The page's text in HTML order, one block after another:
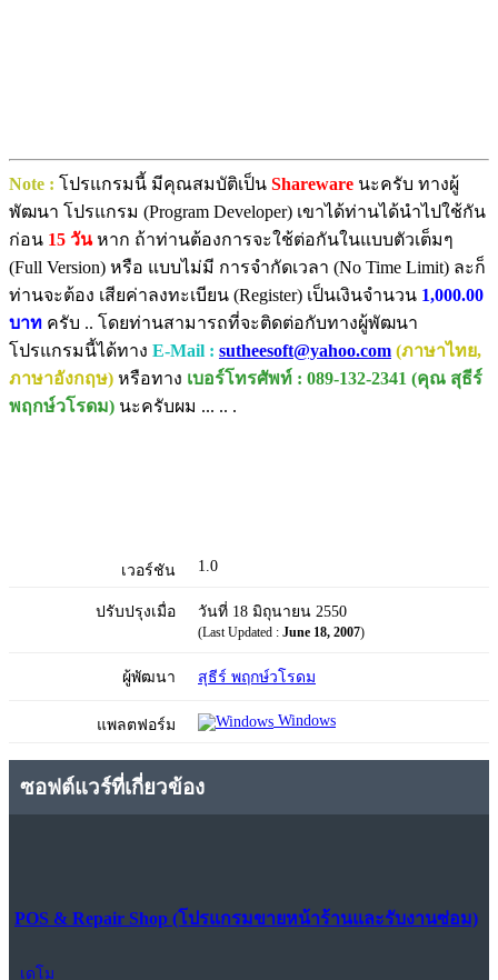
Note : โปรแกรมนี้ มีคุณสมบัติเป็น Shareware นะครับ ทางผู้
พัฒนา โปรแกรม (Program Developer) เขาได้ท่านได้นำไปใช้กัน
ก่อน 15 วันหาก ถ้าท่านต้องการจะใช้ต่อกันในแบบตัวเต็มๆ
(Full Version) หรือ แบบไม่มี การจำกัดเวลา (No Time Limit) ละก็
ท่านจะต้อง เสียค่าลงทะเบียน (Register) เป็นเงินจำนวน 1,000.00
บาท ครับ .. โดยท่านสามารถที่จะติดต่อกับทางผู้พัฒนา
โปรแกรมนี้ได้ทาง E-Mail : sutheesoft@yahoo.com (ภาษาไทย,
ภาษาอังกฤษ) หรือทาง เบอร์โทรศัพท์ : 089-132-2341 (คุณ สุธีร์
พฤกษ์วโรดม) นะครับผม ... .. .
เวอร์ชัน 1.0
ปรับปรุงเมื่อ วันที่ 18 มิถุนายน 2550
(Last Updated : June 18, 2007)
ผู้พัฒนา สุธีร์ พฤกษ์วโรดม
แพลตฟอร์ม Windows
ซอฟต์แวร์ที่เกี่ยวข้อง
POS & Repair Shop (โปรแกรมขายหน้าร้านและรับงานซ่อม)
เดโม